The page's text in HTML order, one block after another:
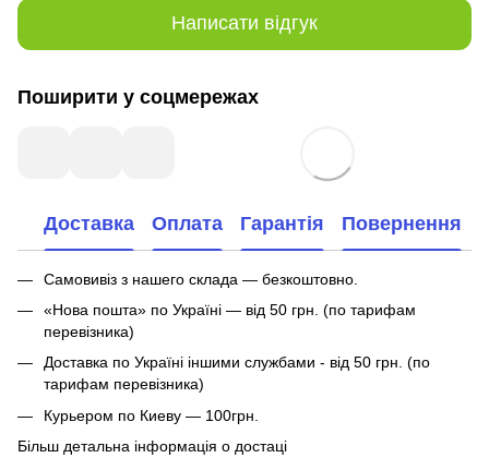
Написати відгук
Поширити у соцмережах
Доставка Оплата Гарантія Повернення
Самовивіз з нашего склада — безкоштовно.
«Нова пошта» по Україні — від 50 грн. (по тарифам
перевізника)
Доставка по Україні іншими службами - від 50 грн. (по
тарифам перевізника)
Курьером по Киеву — 100грн.
Більш детальна інформація о достаці